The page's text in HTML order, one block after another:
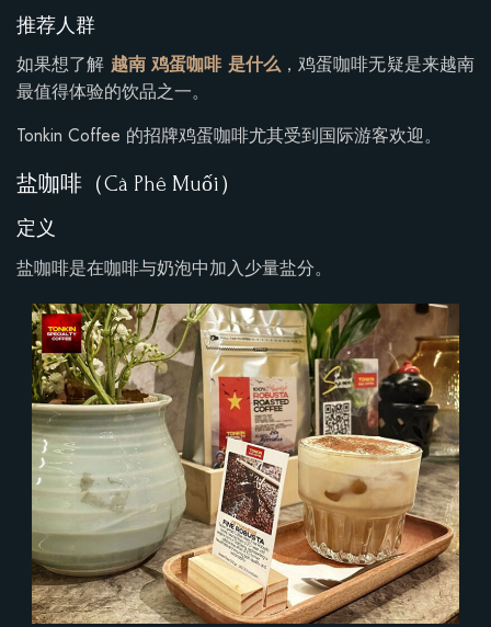
推荐人群
如果想了解 越南 鸡蛋咖啡 是什么，鸡蛋咖啡无疑是来越南
最值得体验的饮品之一。
Tonkin Coffee 的招牌鸡蛋咖啡尤其受到国际游客欢迎。
盐咖啡（Cà Phê Muối）
定义
盐咖啡是在咖啡与奶泡中加入少量盐分。